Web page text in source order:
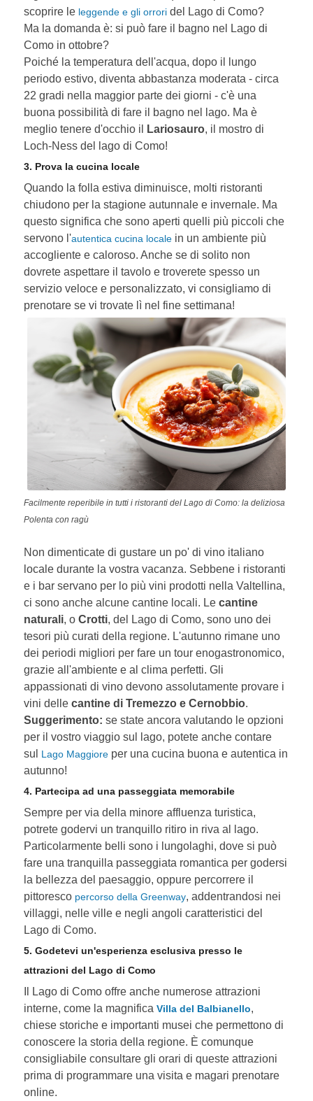
scoprire le leggende e gli orroridel Lago di Como?
Ma la domanda è: si può fare il bagno nel Lago di
Como in ottobre?
Poiché la temperatura dell'acqua, dopo il lungo
periodo estivo, diventa abbastanza moderata - circa
22 gradi nella maggior parte dei giorni - c'è una
buona possibilità di fare il bagno nel lago. Ma è
meglio tenere d'occhio il
Lariosauro, il mostro di
Loch-Ness del lago di Como!
3. Prova la cucina locale
Quando la folla estiva diminuisce, molti ristoranti
chiudono per la stagione autunnale e invernale. Ma
questo significa che sono aperti quelli più piccoli che
servono l'autentica cucina locale in un ambiente più
accogliente e caloroso. Anche se di solito non
dovrete aspettare il tavolo e troverete spesso un
servizio veloce e personalizzato, vi consigliamo di
prenotare se vi trovate lì nel fine settimana!
Facilmente reperibile in tutti i ristoranti del Lago di Como: la deliziosa
Polenta con ragù
Non dimenticate di gustare un po' di vino italiano
locale durante la vostra vacanza. Sebbene i ristoranti
e i bar servano per lo più vini prodotti nella Valtellina,
ci sono anche alcune cantine locali. Lecantine
naturali, oCrotti, del Lago di Como, sono uno dei
tesori più curati della regione. L'autunno rimane uno
dei periodi migliori per fare un tour enogastronomico,
grazie all'ambiente e al clima perfetti. Gli
appassionati di vino devono assolutamente provare i
vini delle cantine di Tremezzo e Cernobbio.
Suggerimento: se state ancora valutando le opzioni
per il vostro viaggio sul lago, potete anche contare
sul Lago Maggiore per una cucina buona e autentica in
autunno!
4. Partecipa ad una passeggiata memorabile
Sempre per via della minore affluenza turistica,
potrete godervi un tranquillo ritiro in riva al lago.
Particolarmente belli sono i lungolaghi, dove si può
fare una tranquilla passeggiata romantica per godersi
la bellezza del paesaggio, oppure percorrere il
pittoresco percorso della Greenway, addentrandosi nei
villaggi, nelle ville e negli angoli caratteristici del
Lago di Como.
5. Godetevi un'esperienza esclusiva presso le
attrazioni del Lago di Como
Il Lago di Como offre anche numerose attrazioni
interne, come la magnificaVilla del Balbianello,
chiese storiche e importanti musei che permettono di
conoscere la storia della regione. È comunque
consigliabile consultare gli orari di queste attrazioni
prima di programmare una visita e magari prenotare
online.